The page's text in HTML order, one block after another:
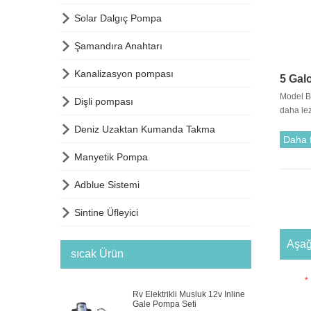
5
Model
daha
Serisi
Daha
*
 Solar Dalgıç Pompa
 Şamandıra Anahtarı
 Kanalizasyon pompası
 Dişli pompası
 Deniz Uzaktan Kumanda Takma
 Manyetik Pompa
 Adblue Sistemi
 Sintine Üfleyici
sıcak Ürün
Rv Elektrikli Musluk 12v Inline
Gale Pompa Seti